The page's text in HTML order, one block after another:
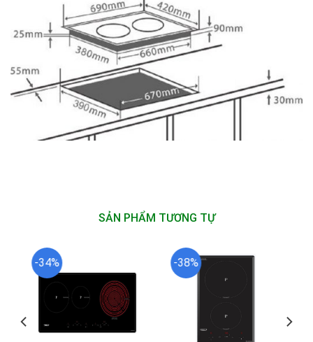
SẢN PHẨM TƯƠNG TỰ
-34% -38%